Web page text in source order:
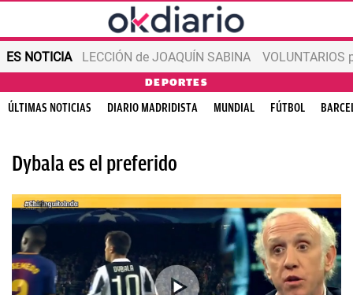
ES NOTICIA LECCIÓN de JOAQUÍN SABINA VOLUNTARIOS
DEPORTES
ÚLTIMAS NOTICIAS DIARIO MADRIDISTA MUNDIAL FÚTBOL
Dybala es el preferido